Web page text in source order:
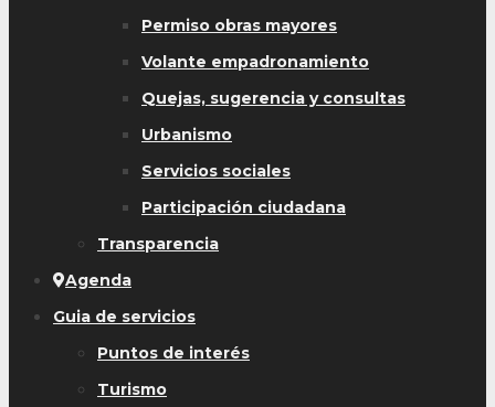
Permiso obras mayores
Volante empadronamiento
Quejas, sugerencia y consultas
Urbanismo
Servicios sociales
Participación ciudadana
Transparencia
Agenda
Guia de servicios
Puntos de interés
Turismo